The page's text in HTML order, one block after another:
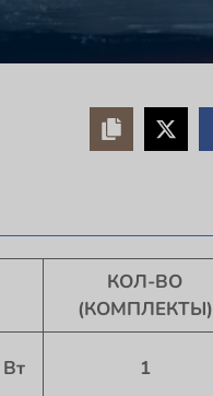
КОЛ-ВО
(КОМПЛЕКТЫ)
1